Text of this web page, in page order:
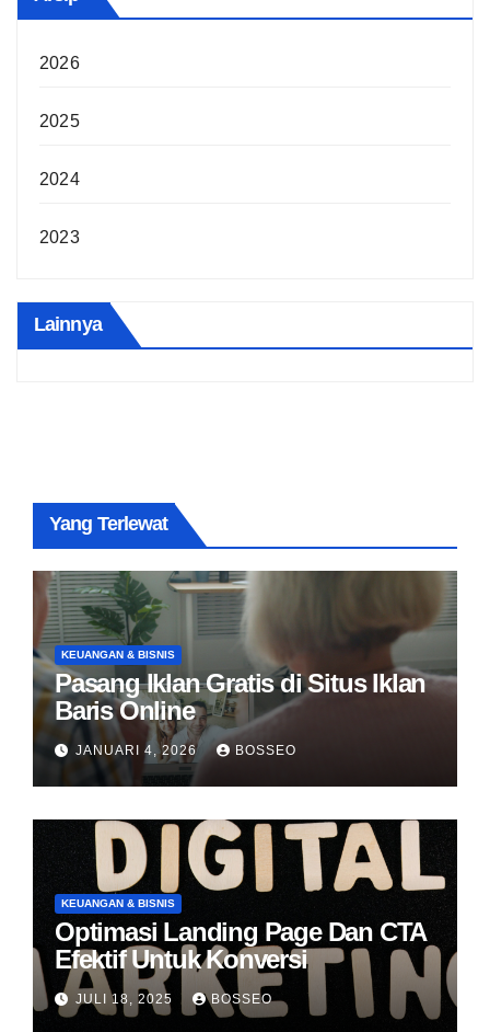
2026
2025
2024
2023
Lainnya
Yang Terlewat
KEUANGAN & BISNIS
Pasang Iklan Gratis di Situs Iklan
Baris Online
JANUARI 4, 2026 BOSSEO
KEUANGAN & BISNIS
Optimasi Landing Page Dan CTA
Efektif Untuk Konversi
JULI 18, 2025 BOSSEO